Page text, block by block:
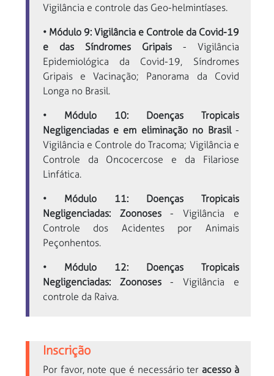
Vigilância e controle das Geo-helmintíases.
• Módulo 9: Vigilância e Controle da Covid-19
e das Síndromes Gripais- Vigilância
Epidemiológica da Covid-19, Síndromes
Gripais e Vacinação; Panorama da Covid
Longa no Brasil.
• Módulo 10: Doenças Tropicais
Negligenciadas e em eliminação no Brasil-
Vigilância e Controle do Tracoma; Vigilância e
Controle da Oncocercose e da Filariose
Linfática.
• Módulo 11: Doenças Tropicais
Negligenciadas: Zoonoses- Vigilância e
Controle dos Acidentes por Animais
Peçonhentos.
• Módulo 12: Doenças Tropicais
Negligenciadas: Zoonoses- Vigilância e
controle da Raiva.
Inscrição
Por favor, note que é necessário ter acesso à